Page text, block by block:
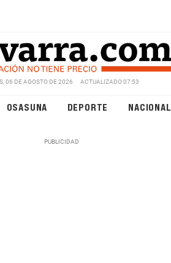
06 DE AGOSTO DE 2026 ACTUALIZADO 07:53
OSASUNA DEPORTE NACIONAL